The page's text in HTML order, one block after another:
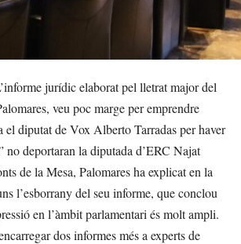
jurídic elaborat pel lletrat major del
veu poc marge per emprendre
el diputat de Vox Alberto Tarradas per haver
no deportaran la diputada d’ERC Najat
de la Mesa, Palomares ha explicat en la
l’esborrany del seu informe, que conclou
en l’àmbit parlamentari és molt ampli.
dos informes més a experts de